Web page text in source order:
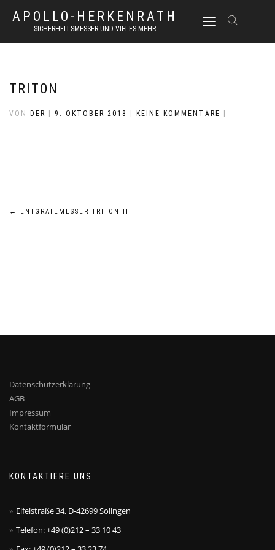
APOLLO-HERKENRATH
SICHERHEITSMESSER UND VIELES MEHR
NAVIGATION
TRITON
VON DER 9. OKTOBER 2018 KEINE KOMMENTARE
Beitrags-
← ENTGRATEMESSER TRITON II
Datenschutzerklärung
AGB
Impressum
Kontaktformular
KONTAKTIERE UNS
Eifelstraße 34, D-42699 Solingen
Telefon: +49 (0)212 – 33 10 43